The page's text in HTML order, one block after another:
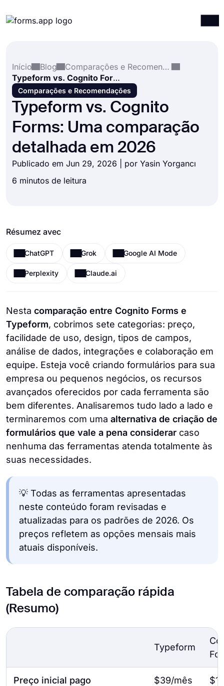
Integrações
Modelos
Recursos
Preços
Início
Blog
Comparações e Recomendações
Typeform vs. Cognito Forms: Uma comparação detalhada em 2026
Comparações e Recomendações
Typeform vs. Cognito
Forms: Uma comparação
detalhada em 2026
Publicado em Jun 29, 2026 | por Yasin Yorgancı
6 minutos de leitura
Résumez avec
ChatGPT Grok Google AI Mode
Perplexity Claude.ai
Nesta comparação entre Cognito Forms e
Typeform, cobrimos sete categorias: preço,
facilidade de uso, design, tipos de campos,
análise de dados, integrações e colaboração em
equipe. Esteja você criando formulários para sua
empresa ou pequenos negócios, os recursos
avançados oferecidos por cada ferramenta são
bem diferentes. Analisaremos tudo lado a lado e
terminaremos com uma alternativa de criação de
formulários que vale a pena considerar caso
nenhuma das ferramentas atenda totalmente às
suas necessidades.
💡 Todas as ferramentas apresentadas
neste conteúdo foram revisadas e
atualizadas para os padrões de 2026. Os
preços refletem as opções mensais mais
atuais disponíveis.
Tabela de comparação rápida
(Resumo)
Typeform
Preço inicial pago $39/mês